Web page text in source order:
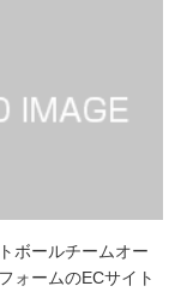
ボールチームオー
ォームのECサイト